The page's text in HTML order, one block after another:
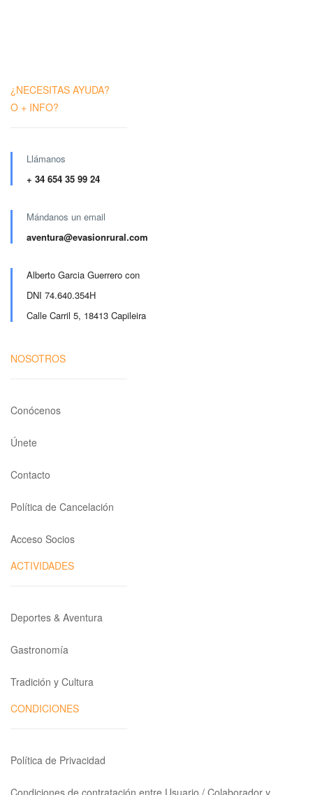
¿NECESITAS AYUDA?
O + INFO?
Llámanos
+ 34 654 35 99 24
Mándanos un email
aventura@evasionrural.com
Alberto Garcia Guerrero con
DNI 74.640.354H
Calle Carril 5, 18413 Capileira
NOSOTROS
Conócenos
Únete
Contacto
Política de Cancelación
Acceso Socios
ACTIVIDADES
Deportes & Aventura
Gastronomía
Tradición y Cultura
CONDICIONES
Política de Privacidad
Condiciones de contratación entre Usuario / Colaborador y